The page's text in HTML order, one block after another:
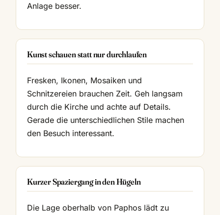
Anlage besser.
Kunst schauen statt nur durchlaufen
Fresken, Ikonen, Mosaiken und
Schnitzereien brauchen Zeit. Geh langsam
durch die Kirche und achte auf Details.
Gerade die unterschiedlichen Stile machen
den Besuch interessant.
Kurzer Spaziergang in den Hügeln
Die Lage oberhalb von Paphos lädt zu